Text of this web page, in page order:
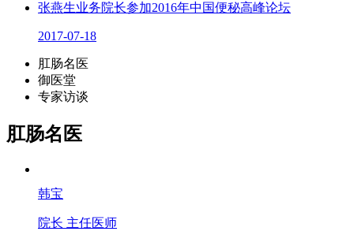
张燕生业务院长参加2016年中国便秘高峰论坛
2017-07-18
肛肠名医
御医堂
专家访谈
肛肠名医
韩宝
院长 主任医师